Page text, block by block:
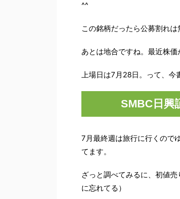
^^
この銘柄だったら公募割れ
あとは地合ですね。最近株価
上場日は7月28日。って、今
SMBC日興
7月最終週は旅行に行くので
てます。
ざっと調べてみるに、初値
に忘れてる）